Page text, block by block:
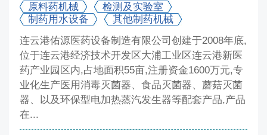
原料药机械
检测及实验室
制药用水设备
其他制药机械
连云港佑源医药设备制造有限公司创建于2008年底,
位于连云港经济技术开发区大浦工业区连云港新医
药产业园区内,占地面积55亩,注册资金1600万元,专
业化生产医用消毒灭菌器、食品灭菌器、蘑菇灭菌
器、以及环保型电加热蒸汽发生器等配套产品,产品
在...